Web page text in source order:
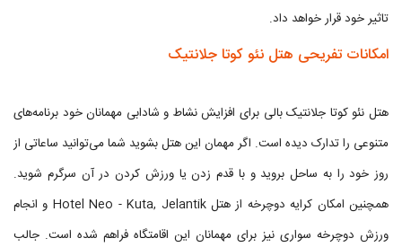
تاثیر خود قرار خواهد داد.
امکانات تفریحی هتل نئو کوتا جلانتیک
هتل نئو کوتا جلانتیک بالی برای افزایش نشاط و شادابی مهمانان خود برنامه‌های
متنوعی را تدارک دیده است. اگر مهمان این هتل بشوید شما می‌توانید ساعاتی از
روز خود را به ساحل بروید و با قدم زدن یا ورزش کردن در آن سرگرم شوید.
همچنین امکان کرایه دوچرخه از هتل Hotel Neo - Kuta, Jelantik و انجام
ورزش دوچرخه سواری نیز برای مهمانان این اقامتگاه فراهم شده است. جالب